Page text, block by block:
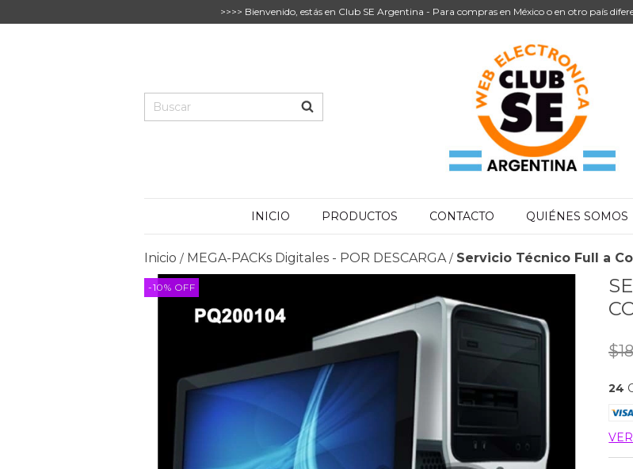
>>>> Bienvenido, estás en Club SE Argentina - Para compras en México o en otro país
INICIO PRODUCTOS CONTACTO QUIÉNES SOMOS
Inicio / MEGA-PACKs Digitales - POR DESCARGA / Servicio Técnico Full a
-10% OFF
24